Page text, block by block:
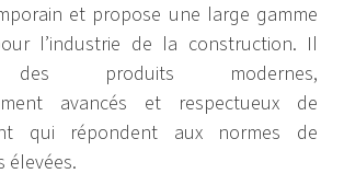
et propose une large gamme
l’industrie de la construction. Il
des produits modernes,
avancés et respectueux de
qui répondent aux normes de
élevées.